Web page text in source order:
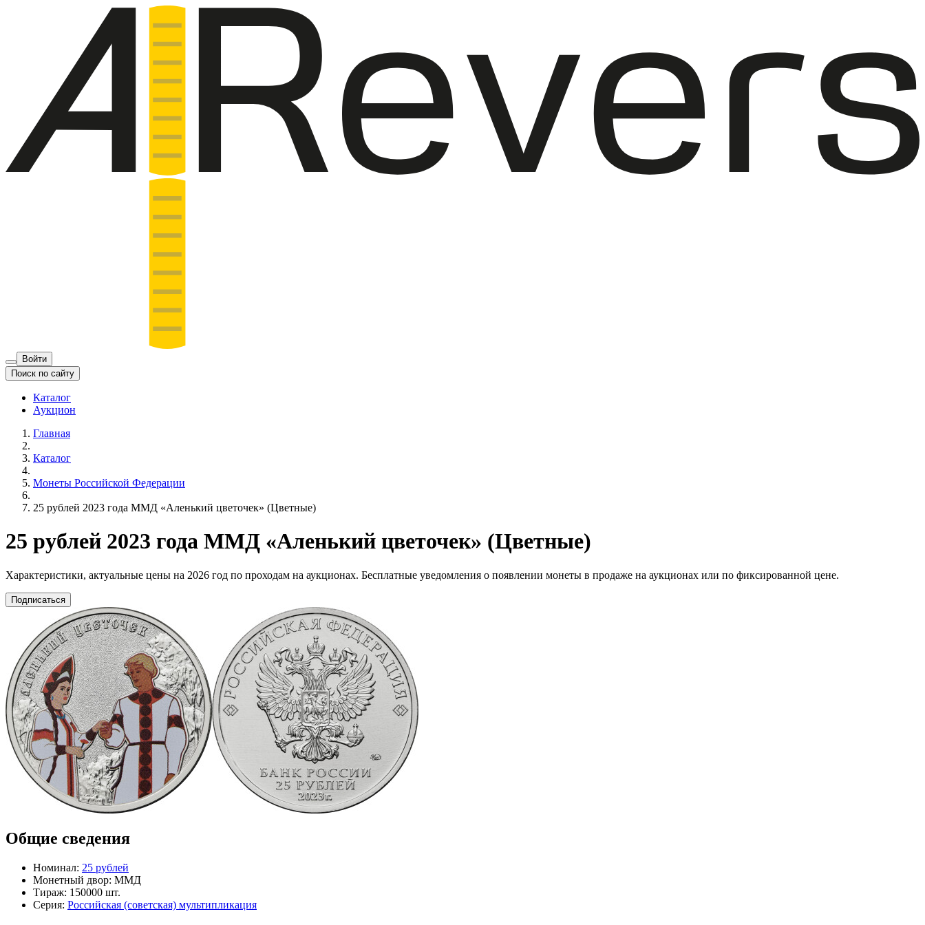
Войти
Поиск по сайту
Каталог
Аукцион
Главная
Каталог
Монеты Российской Федерации
25 рублей 2023 года ММД «Аленький цветочек» (Цветные)
25 рублей 2023 года ММД «Аленький цветочек» (Цветные)
Характеристики, актуальные цены на 2026 год по проходам на аукционах. Бесплатные уведомления о появлении монеты в продаже на аукционах или по фиксированной цене.
Подписаться
Общие сведения
Номинал: 25 рублей
Монетный двор: ММД
Тираж: 150000 шт.
Серия: Российская (советская) мультипликация